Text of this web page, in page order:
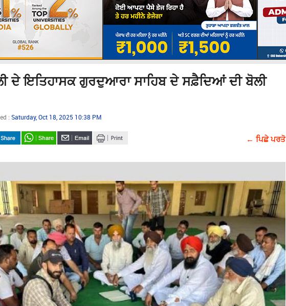
ਦੇ ਇਤਿਹਾਸਕ ਗੁਰਦੁਆਰਾ ਸਾਹਿਬ ਦੇ ਸਫ਼ੈਦਿਆਂ ਦੀ ਬੋਲੀ
: Saturday, Oct 18, 2025 10:38 PM
← ਪਿਛੇ ਪਰਤੋ